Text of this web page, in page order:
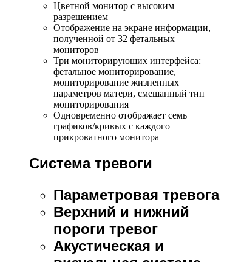
Цветной монитор с высоким
разрешением
Отображение на экране информации,
полученной от 32 фетальных
мониторов
Три мониторирующих интерфейса:
фетальное мониторирование,
мониторирование жизненных
параметров матери, смешанный тип
мониторирования
Одновременно отображает семь
графиков/кривых с каждого
прикроватного монитора
Система тревоги
Параметровая тревога
Верхний и нижний
пороги тревог
Акустическая и